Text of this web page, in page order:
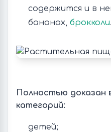
содержится и в
бананах, брокколи.
Полностью доказан
категорий:
детей;